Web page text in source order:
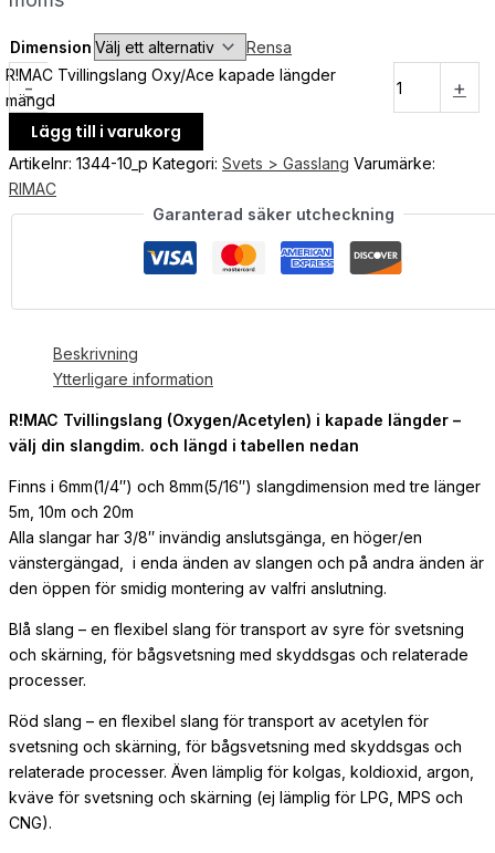
Dimension Rensa
-
R!MAC Tvillingslang Oxy/Ace kapade längder
mängd
+
Lägg till i varukorg
Artikelnr: 1344-10_p Kategori: Svets > Gasslang Varumärke:
RIMAC
Garanterad säker utcheckning
Beskrivning
Ytterligare information
R!MAC Tvillingslang (Oxygen/Acetylen) i kapade längder –
välj din slangdim. och längd i tabellen nedan
Finns i 6mm(1/4″) och 8mm(5/16″) slangdimension med tre länger
5m, 10m och 20m
Alla slangar har 3/8″ invändig anslutsgänga, en höger/en
vänstergängad, i enda änden av slangen och på andra änden är
den öppen för smidig montering av valfri anslutning.
Blå slang – en flexibel slang för transport av syre för svetsning
och skärning, för bågsvetsning med skyddsgas och relaterade
processer.
Röd slang – en flexibel slang för transport av acetylen för
svetsning och skärning, för bågsvetsning med skyddsgas och
relaterade processer. Även lämplig för kolgas, koldioxid, argon,
kväve för svetsning och skärning (ej lämplig för LPG, MPS och
CNG).